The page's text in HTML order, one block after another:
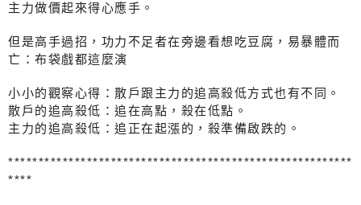
主力做價起來得心應手。
但是高手過招，功力不足者在旁邊看想吃豆腐，易暴體而
亡：布袋戲都這麼演
小小的觀察心得：散戶跟主力的追高殺低方式也有不同。
散戶的追高殺低：追在高點，殺在低點。
主力的追高殺低：追正在起漲的，殺準備啟跌的。
*********************************************************
****